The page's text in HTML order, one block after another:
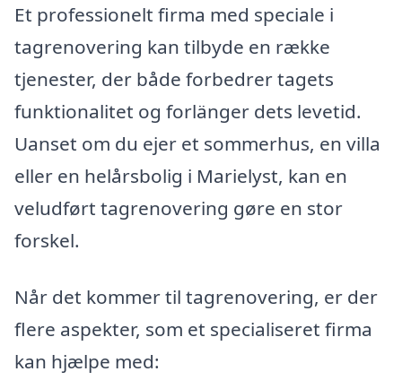
Et professionelt firma med speciale i
tagrenovering kan tilbyde en række
tjenester, der både forbedrer tagets
funktionalitet og forlänger dets levetid.
Uanset om du ejer et sommerhus, en villa
eller en helårsbolig i Marielyst, kan en
veludført tagrenovering gøre en stor
forskel.
Når det kommer til tagrenovering, er der
flere aspekter, som et specialiseret firma
kan hjælpe med: